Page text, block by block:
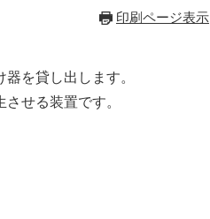
印刷ページ表示
を貸し出します。
せる装置です。